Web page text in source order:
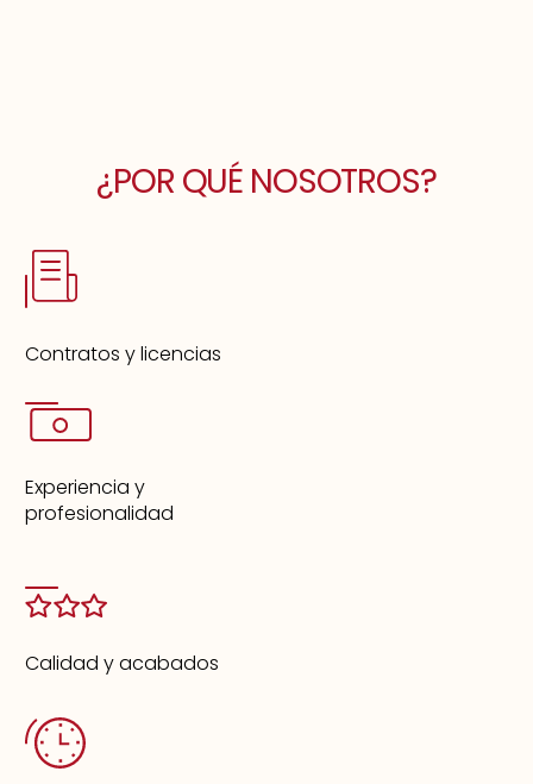
¿POR QUÉ NOSOTROS?
Contratos y licencias
Experiencia y
profesionalidad
Calidad y acabados